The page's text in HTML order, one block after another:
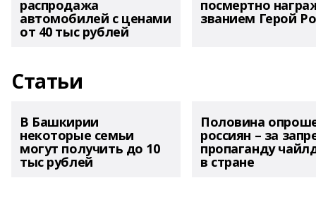
распродажа
автомобилей с ценами
от 40 тыс рублей
посмертно
званием Герой
Статьи
В Башкирии
некоторые семьи
могут получить до 10
тыс рублей
Половина
россиян – за
пропаганду
в стране